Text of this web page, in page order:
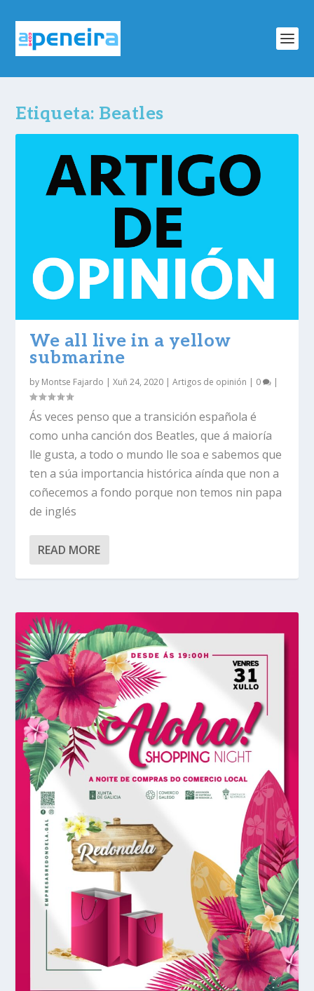
Etiqueta: Beatles
We all live in a yellow
submarine
by Montse Fajardo |Xuñ 24, 2020 |Artigos de opinión | 0 |
Ás veces penso que a transición española é
como unha canción dos Beatles, que á maioría
lle gusta, a todo o mundo lle soa e sabemos que
ten a súa importancia histórica aínda que non a
coñecemos a fondo porque non temos nin papa
de inglés
READ MORE